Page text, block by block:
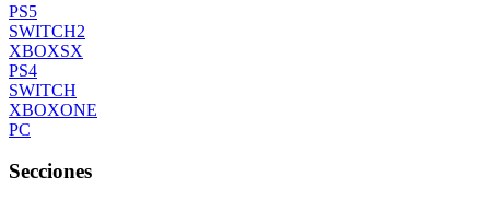
PS5
SWITCH2
XBOXSX
PS4
SWITCH
XBOXONE
PC
Secciones